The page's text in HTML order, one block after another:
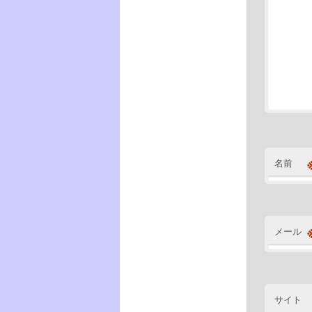
名前
メール
サイト